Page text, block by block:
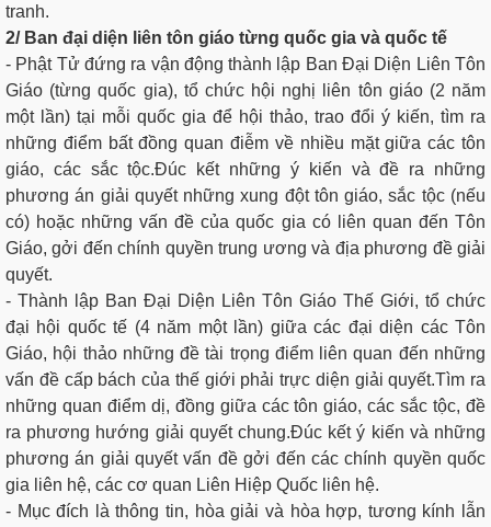
tranh.
2/ Ban đại diện liên tôn giáo từng quốc gia và quốc tế
- Phật Tử đứng ra vận động thành lập Ban Đại Diện Liên Tôn
Giáo (từng quốc gia), tổ chức hội nghị liên tôn giáo (2 năm
một lần) tại mỗi quốc gia để hội thảo, trao đổi ý kiến, tìm ra
những điểm bất đồng quan điễm về nhiều mặt giữa các tôn
giáo, các sắc tộc.Đúc kết những ý kiến và đề ra những
phương án giải quyết những xung đột tôn giáo, sắc tộc (nếu
có) hoặc những vấn đề của quốc gia có liên quan đến Tôn
Giáo, gởi đến chính quyền trung ương và địa phương đề giải
quyết.
- Thành lập Ban Đại Diện Liên Tôn Giáo Thế Giới, tổ chức
đại hội quốc tế (4 năm một lần) giữa các đại diện các Tôn
Giáo, hội thảo những đề tài trọng điểm liên quan đến những
vấn đề cấp bách của thế giới phải trực diện giải quyết.Tìm ra
những quan điểm dị, đồng giữa các tôn giáo, các sắc tộc, đề
ra phương hướng giải quyết chung.Đúc kết ý kiến và những
phương án giải quyết vấn đề gởi đến các chính quyền quốc
gia liên hệ, các cơ quan Liên Hiệp Quốc liên hệ.
- Mục đích là thông tin, hòa giải và hòa hợp, tương kính lẫn